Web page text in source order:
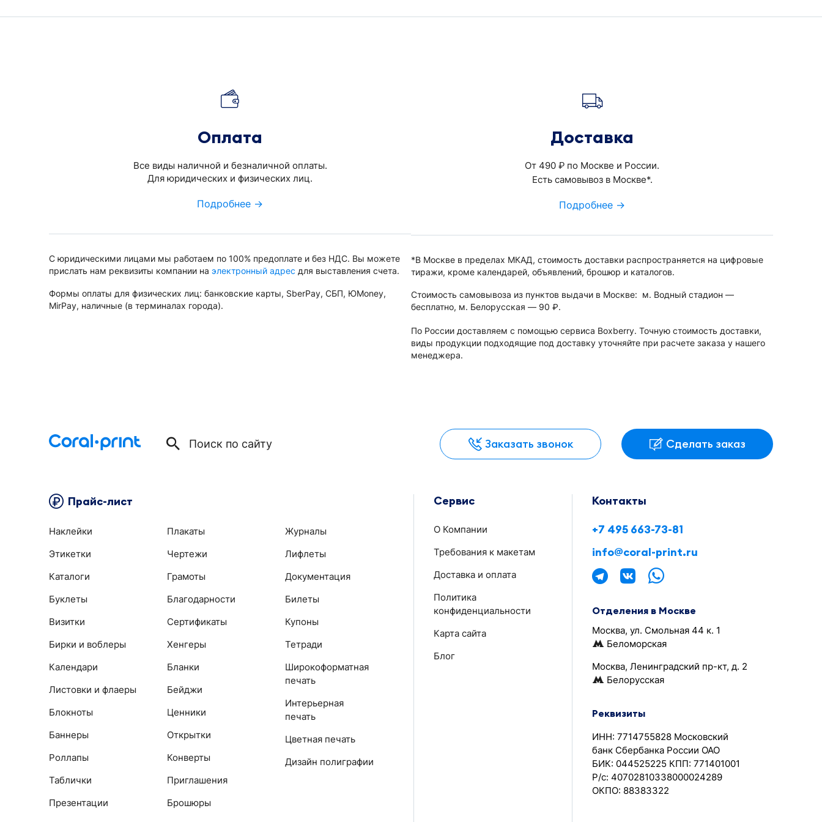
Оплата
Все виды наличной и безналичной оплаты.
Для юридических и физических лиц.
Подробнее →
С юридическими лицами мы работаем по 100% предоплате и без НДС. Вы можете
прислать нам реквизиты компании на электронный адрес для выставления счета.
Формы оплаты для физических лиц: банковские карты, SberPay, СБП, ЮMoney,
MirPay, наличные (в терминалах города).
Доставка
От 490 руб. по Москве и России.
Есть самовывоз в Москве*.
Подробнее →
*В Москве в пределах МКАД, стоимость доставки распространяется на цифровые
тиражи, кроме календарей, объявлений, брошюр и каталогов.
Стоимость самовывоза из пунктов выдачи в Москве: м. Водный стадион —
бесплатно, м. Белорусская — 90 руб..
По России доставляем с помощью сервиса Boxberry. Точную стоимость доставки,
виды продукции подходящие под доставку уточняйте при расчете заказа у нашего
менеджера.
Заказать звонок Сделать заказ
Прайс-лист
Наклейки
Этикетки
Каталоги
Буклеты
Визитки
Бирки и воблеры
Календари
Листовки и флаеры
Блокноты
Баннеры
Роллапы
Таблички
Презентации
Плакаты
Чертежи
Грамоты
Благодарности
Сертификаты
Хенгеры
Бланки
Бейджи
Ценники
Открытки
Конверты
Приглашения
Брошюры
Журналы
Лифлеты
Документация
Билеты
Купоны
Тетради
Широкоформатная
печать
Интерьерная
печать
Цветная печать
Дизайн полиграфии
Сервис
О Компании
Требования к макетам
Доставка и оплата
Политика
конфиденциальности
Карта сайта
Блог
Контакты
+7 495 663-73-81
info@coral-print.ru
Отделения в Москве
Москва, ул. Смольная 44 к. 1
Беломорская
Москва, Ленинградский пр-кт, д. 2
Белорусская
Реквизиты
ИНН: 7714755828 Московский
банк Сбербанка России ОАО
БИК: 044525225 КПП: 771401001
Р/с: 40702810338000024289
ОКПО: 88383322